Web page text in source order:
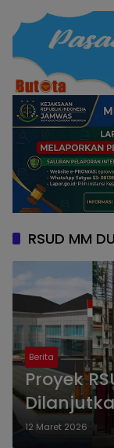
RSUD MM
Berita
Proyek
Rp 1,3
12 Maret 2026